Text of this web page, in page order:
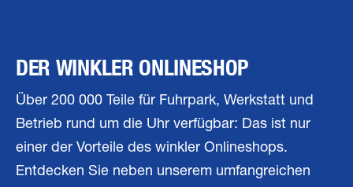
DER WINKLER ONLINESHOP
Über 200 000 Teile für Fuhrpark, Werkstatt und
Betrieb rund um die Uhr verfügbar: Das ist nur
einer der Vorteile des winkler Onlineshops.
Entdecken Sie neben unserem umfangreichen